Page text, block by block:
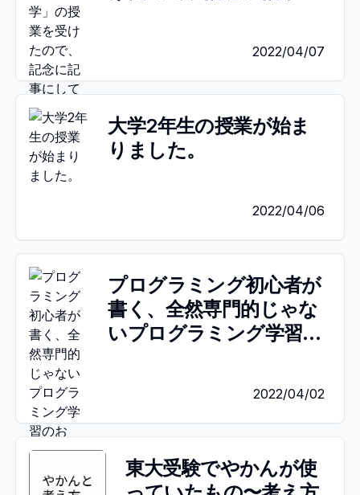
2022/04/07
大学2年生の授業が始ま
りました。
2022/04/06
プログラミング初心者が
書く、全然専門的じゃな
いプログラミング学習の
2022/04/02
東大受験でやかんが使